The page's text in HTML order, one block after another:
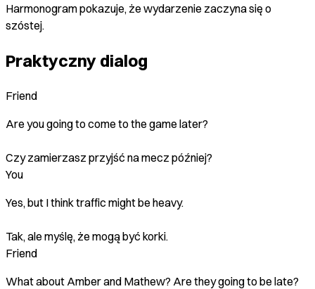
Harmonogram pokazuje, że wydarzenie zaczyna się o
szóstej.
Praktyczny dialog
Friend
Are you going to come to the game later?
Czy zamierzasz przyjść na mecz później?
You
Yes, but I think traffic might be heavy.
Tak, ale myślę, że mogą być korki.
Friend
What about Amber and Mathew? Are they going to be late?